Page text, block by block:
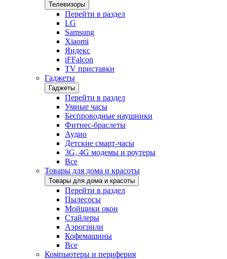
Телевизоры
Перейти в раздел
LG
Samsung
Xiaomi
Яндекс
iFFalcon
TV приставки
Гаджеты
Гаджеты
Перейти в раздел
Умные часы
Беспроводные наушники
Фитнес-браслеты
Аудио
Детские смарт-часы
3G, 4G модемы и роутеры
Все
Товары для дома и красоты
Товары для дома и красоты
Перейти в раздел
Пылесосы
Мойщики окон
Стайлеры
Аэрогрили
Кофемашины
Все
Компьютеры и периферия